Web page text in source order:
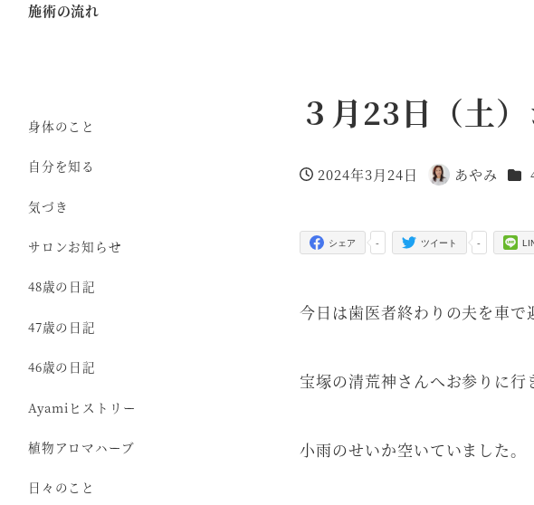
施術の流れ
身体のこと
自分を知る
気づき
サロンお知らせ
48歳の日記
47歳の日記
46歳の日記
Ayamiヒストリー
植物アロマハーブ
日々のこと
３月23日（土
投稿日
2024年3月24日
著
あやみ カ
-
シェア -
ツイート
今日は歯医者終わりの夫を車
宝塚の清荒神さんへお参りに行
小雨のせいか空いていました。